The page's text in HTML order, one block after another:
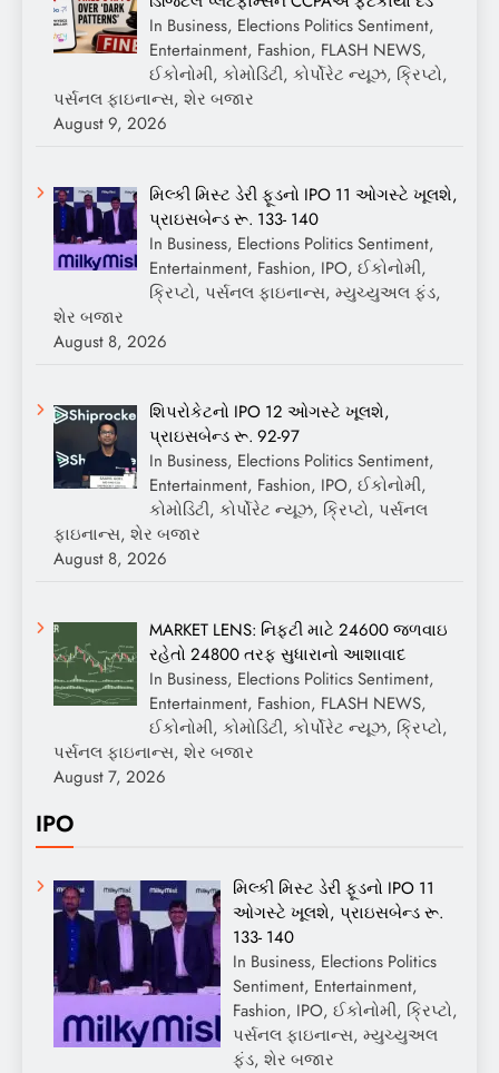
In Business, Elections Politics Sentiment,
Entertainment, Fashion, FLASH NEWS,
ઈકોનોમી, કોમોડિટી, કોર્પોરેટ ન્યૂઝ, ક્રિપ્ટો,
પર્સનલ ફાઇનાન્સ, શેર બજાર
August 9, 2026
મિલ્કી મિસ્ટ ડેરી ફૂડનો IPO 11 ઓગસ્ટે ખૂલશે,
પ્રાઇસબેન્ડ રૂ. 133- 140
In Business, Elections Politics Sentiment,
Entertainment, Fashion, IPO, ઈકોનોમી,
ક્રિપ્ટો, પર્સનલ ફાઇનાન્સ, મ્યુચ્યુઅલ ફંડ,
શેર બજાર
August 8, 2026
શિપરોકેટનો IPO 12 ઓગસ્ટે ખૂલશે,
પ્રાઇસબેન્ડ રૂ. 92-97
In Business, Elections Politics Sentiment,
Entertainment, Fashion, IPO, ઈકોનોમી,
કોમોડિટી, કોર્પોરેટ ન્યૂઝ, ક્રિપ્ટો, પર્સનલ
ફાઇનાન્સ, શેર બજાર
August 8, 2026
MARKET LENS: નિફ્ટી માટે 24600 જળવાઇ
રહેતો 24800 તરફ સુધારાનો આશાવાદ
In Business, Elections Politics Sentiment,
Entertainment, Fashion, FLASH NEWS,
ઈકોનોમી, કોમોડિટી, કોર્પોરેટ ન્યૂઝ, ક્રિપ્ટો,
પર્સનલ ફાઇનાન્સ, શેર બજાર
August 7, 2026
IPO
મિલ્કી મિસ્ટ ડેરી ફૂડનો IPO 11
ઓગસ્ટે ખૂલશે, પ્રાઇસબેન્ડ રૂ.
133- 140
In Business, Elections Politics
Sentiment, Entertainment,
Fashion, IPO, ઈકોનોમી, ક્રિપ્ટો,
પર્સનલ ફાઇનાન્સ, મ્યુચ્યુઅલ
ફંડ, શેર બજાર